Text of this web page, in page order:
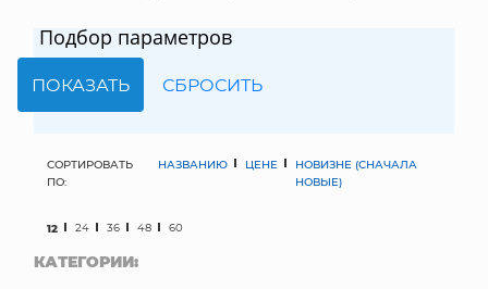
ГОРШКИ И КАШПО
Подбор параметров
СОРТИРОВАТЬ
ПО:
НАЗВАНИЮ ЦЕНЕ
НОВИЗНЕ (СНАЧАЛА
НОВЫЕ)
12 24 36 48 60
КАТЕГОРИИ: